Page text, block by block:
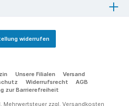
widerrufen
Unsere Filialen
Versand
Widerrufsrecht
AGB
zur Barrierefreiheit
Mehrwertsteuer zzgl. Versandkosten